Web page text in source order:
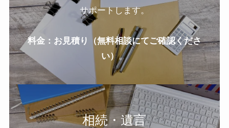
サポートします。
料金：お見積り（無料相談にてご確認くださ
い）。
相続・遺言